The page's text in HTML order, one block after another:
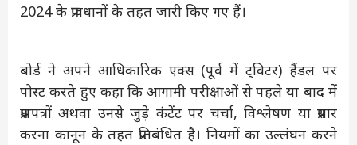
2024 के प्रावधानों के तहत जारी किए गए हैं।
बोर्ड ने अपने आधिकारिक एक्स (पूर्व में ट्विटर) हैंडल पर
पोस्ट करते हुए कहा कि आगामी परीक्षाओं से पहले या बाद में
प्रश्नपत्रों अथवा उनसे जुड़े कंटेंट पर चर्चा, विश्लेषण या प्रसार
करना कानून के तहत प्रतिबंधित है। नियमों का उल्लंघन करने